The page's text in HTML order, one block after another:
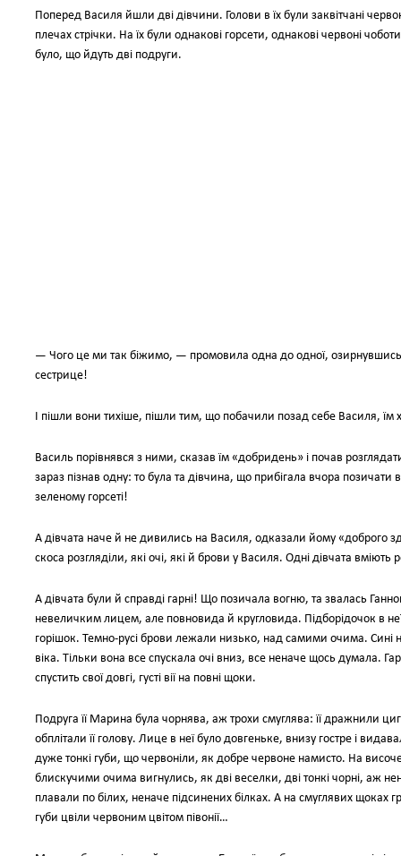
Поперед Василя йшли дві дівчини. Голови в їх були заквітчані
плечах стрічки. На їх були однакові горсети, однакові червоні
було, що йдуть дві подруги.
— Чого це ми так біжимо, — промовила одна до одної,
сестрице!
І пішли вони тихіше, пішли тим, що побачили позад себе Василя, їм
Василь порівнявся з ними, сказав їм «добридень» і почав
зараз пізнав одну: то була та дівчина, що прибігала вчора позичати
зеленому горсеті!
А дівчата наче й не дивились на Василя, одказали йому «доброго
скоса розгляділи, які очі, які й брови у Василя. Одні дівчата
А дівчата були й справді гарні! Що позичала вогню, та звалась
невеличким лицем, але повновида й кругловида. Підборідочок в
горішок. Темно-русі брови лежали низько, над самими очима. Сині
віка. Тільки вона все спускала очі вниз, все неначе щось думала.
спустить свої довгі, густі вії на повні щоки.
Подруга її Марина була чорнява, аж трохи смуглява: її дражнили
обплітали її голову. Лице в неї було довгеньке, внизу гостре і
дуже тонкі губи, що червоніли, як добре червоне намисто. На
блискучими очима вигнулись, як дві веселки, дві тонкі чорні, аж
плавали по білих, неначе підсинених білках. А на смуглявих щоках
губи цвіли червоним цвітом півонії…